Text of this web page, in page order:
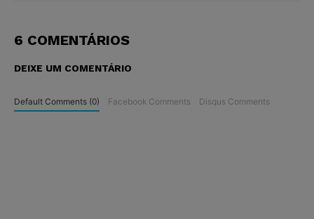
6 COMENTÁRIOS
DEIXE UM COMENTÁRIO
Default Comments (0) Facebook Comments Disqus Comments